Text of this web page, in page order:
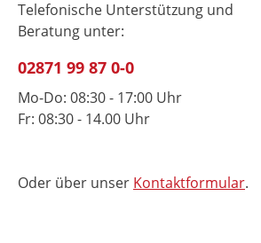
Telefonische Unterstützung und
Beratung unter:
02871 99 87 0-0
Mo-Do: 08:30 - 17:00 Uhr
Fr: 08:30 - 14.00 Uhr
Oder über unser Kontaktformular.